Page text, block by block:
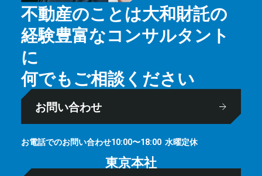
不動産のことは大和財託の
経験豊富なコンサルタント
に
何でもご相談ください
お問い合わせ
お電話でのお問い合わせ10:00〜18:00 ⽔曜定休
東京本社